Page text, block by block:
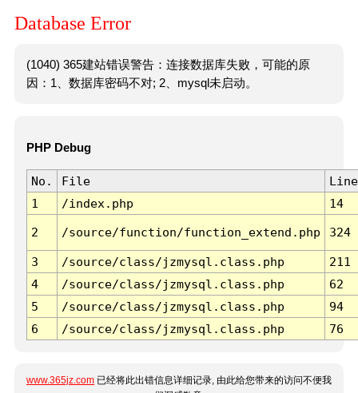
Database Error
(1040) 365建站错误警告：连接数据库失败，可能的原
因：1、数据库密码不对; 2、mysql未启动。
PHP Debug
No. File
Line
1
/index.php 14
2 /source/function/function_extend.php 324
3 /source/class/jzmysql.class.php
211
4
/source/class/jzmysql.class.php
62
5
/source/class/jzmysql.class.php
94
6
/source/class/jzmysql.class.php 76
www.365jz.com 已经将此出错信息详细记录, 由此给您带来的访问不便我